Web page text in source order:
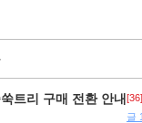
트리 구매 전환 안내 [36]
글